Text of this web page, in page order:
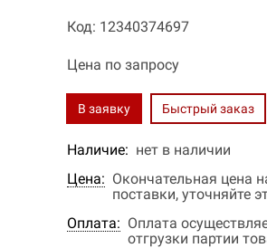
Код: 12340374697
Цена по запросу
В заявку Быстрый заказ
Наличие: нет в наличии
Цена: Окончательная цена
поставки, уточняйте
Оплата: Оплата
отгрузки партии